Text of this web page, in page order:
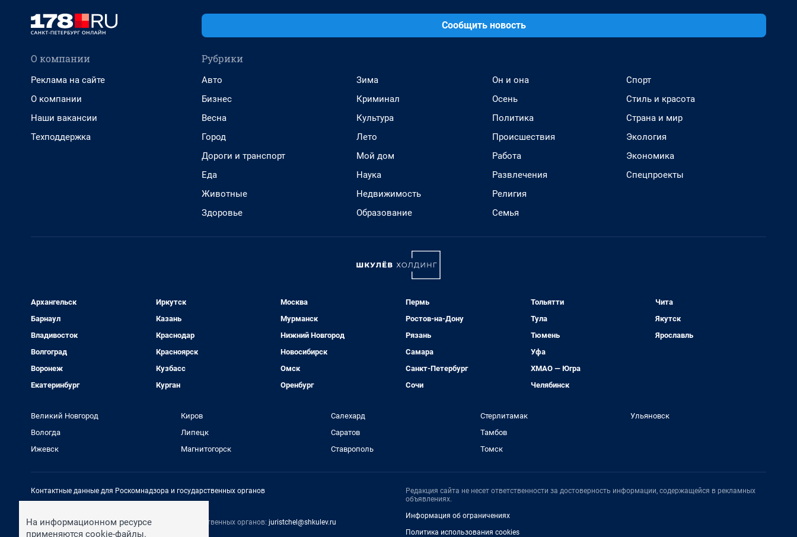
Сообщить новость
О компании
Реклама на сайте
О компании
Наши вакансии
Техподдержка
Рубрики
Авто
Бизнес
Весна
Город
Дороги и транспорт
Еда
Животные
Здоровье
Зима
Криминал
Культура
Лето
Мой дом
Наука
Недвижимость
Образование
Он и она
Осень
Политика
Происшествия
Работа
Развлечения
Религия
Семья
Спорт
Стиль и красота
Страна и мир
Экология
Экономика
Спецпроекты
Архангельск
Барнаул
Владивосток
Волгоград
Воронеж
Екатеринбург
Иркутск
Казань
Краснодар
Красноярск
Кузбасс
Курган
Москва
Мурманск
Нижний Новгород
Новосибирск
Омск
Оренбург
Пермь
Ростов-на-Дону
Рязань
Самара
Санкт-Петербург
Сочи
Тольятти
Тула
Тюмень
Уфа
ХМАО — Югра
Челябинск
Чита
Якутск
Ярославль
Великий Новгород
Вологда
Ижевск
Киров
Липецк
Магнитогорск
Салехард
Саратов
Ставрополь
Стерлитамак
Тамбов
Томск
Ульяновск
Контактные данные для Роскомнадзора и государственных органов
Контактные данные для Роскомнадзора и государственных органов: juristchel@shkulev.ru
Техподдержка: help@shkulev.ru
Редакция сайта не несет ответственности за достоверность информации, содержащейся в рекламных
объявлениях.
Информация об ограничениях
Политика использования cookies
На информационном ресурсе
применяются cookie-файлы.